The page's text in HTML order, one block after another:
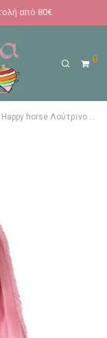
από 80€
0
Happy horse Λούτρινο 38εκ.- Κουνέλι Richie Deep Pink